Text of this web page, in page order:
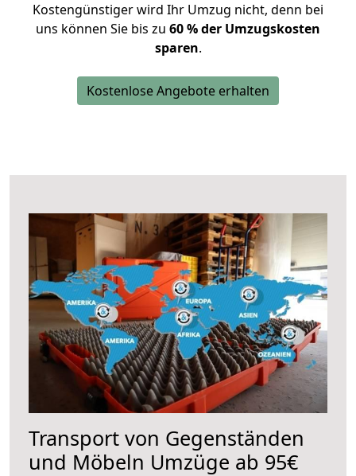
Kostengünstiger wird Ihr Umzug nicht, denn bei
uns können Sie bis zu 60 % der Umzugskosten
sparen.
Kostenlose Angebote erhalten
Transport von Gegenständen
und Möbeln Umzüge ab 95€